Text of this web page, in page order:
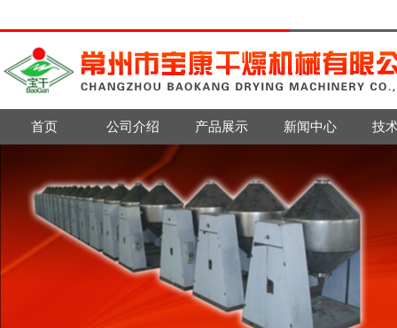
首页 公司介绍 产品展示 新闻中心 技